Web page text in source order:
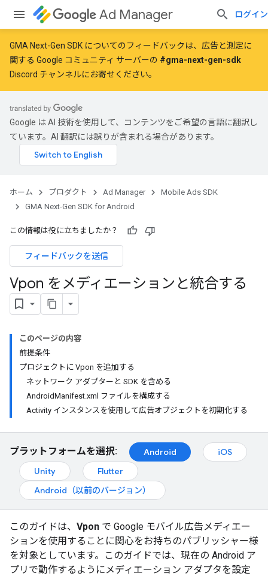
Ad Manager ログイン
GMA Next-Gen SDK についてのフィードバックは、広告と測定に
関する Google コミュニティ サーバーの #gma-next-gen-sdk
Discord チャンネルにお寄せください。
Google は AI 技術を使用して、コンテンツをご希望の言語に翻訳し
ています。AI 翻訳には誤りが含まれる場合があります。
ホーム プロダクト Ad Manager
Mobile Ads SDK
GMA Next-Gen SDK for Android
この情報は役に立ちましたか？
フィードバックを送信
Vpon をメディエーションと統合する
このページの内容
前提条件
プロジェクトに Vpon を追加する
ネットワーク アダプターと SDK を含める
AndroidManifest.xml ファイルを構成する
Activity インスタンスを使用して広告オブジェクトを初期化する
プラットフォームを選択: Android
iOS
Unity
Flutter
Android（以前のバージョン）
このガイドは、 Vpon で Google モバイル広告メディエー
ションを使用することに関心をお持ちのパブリッシャー様
を対象としています。このガイドでは、現在の Android ア
プリで動作するようにメディエーション アダプタを設定